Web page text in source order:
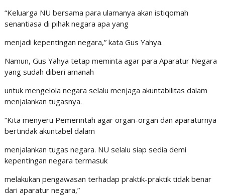
“Keluarga NU bersama para ulamanya akan istiqomah
senantiasa di pihak negara apa yang
menjadi kepentingan negara,” kata Gus Yahya.
Namun, Gus Yahya tetap meminta agar para Aparatur Negara
yang sudah diberi amanah
untuk mengelola negara selalu menjaga akuntabilitas dalam
menjalankan tugasnya.
“Kita menyeru Pemerintah agar organ-organ dan aparaturnya
bertindak akuntabel dalam
menjalankan tugas negara. NU selalu siap sedia demi
kepentingan negara termasuk
melakukan pengawasan terhadap praktik-praktik tidak benar
dari aparatur negara,”